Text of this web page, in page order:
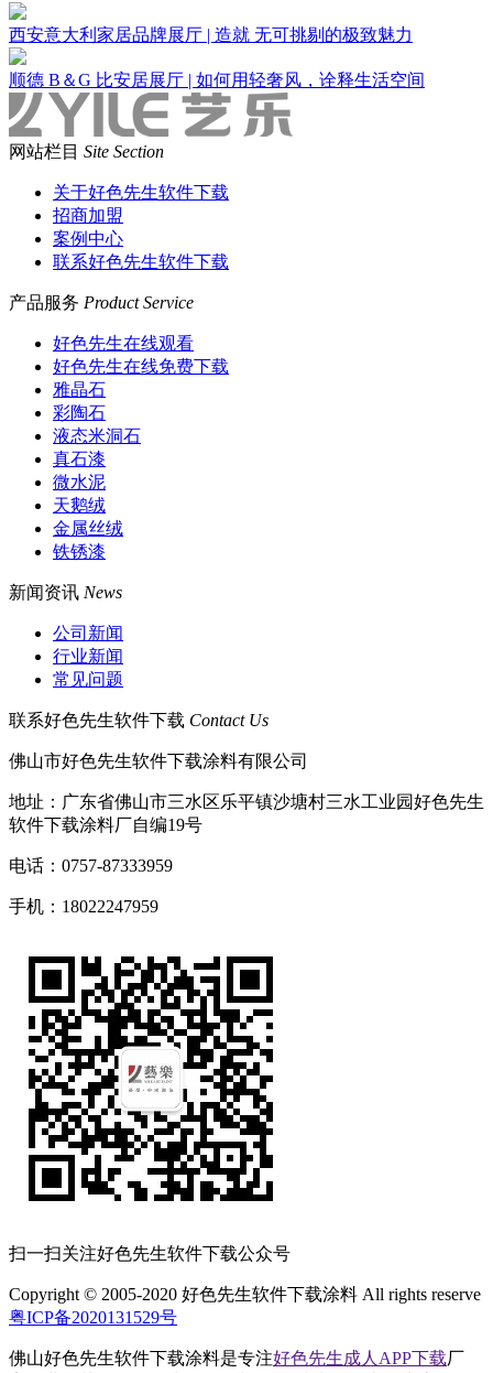
西安意大利家居品牌展厅 | 造就 无可挑剔的极致魅力
顺德 B＆G 比安居展厅 | 如何用轻奢风，诠释生活空间
网站栏目 Site Section
关于好色先生软件下载
招商加盟
案例中心
联系好色先生软件下载
产品服务 Product Service
好色先生在线观看
好色先生在线免费下载
雅晶石
彩陶石
液态米洞石
真石漆
微水泥
天鹅绒
金属丝绒
铁锈漆
新闻资讯 News
公司新闻
行业新闻
常见问题
联系好色先生软件下载 Contact Us
佛山市好色先生软件下载涂料有限公司
地址：广东省佛山市三水区乐平镇沙塘村三水工业园好色先生
软件下载涂料厂自编19号
电话：0757-87333959
手机：18022247959
扫一扫关注好色先生软件下载公众号
Copyright © 2005-2020 好色先生软件下载涂料 All rights reserve
粤ICP备2020131529号
佛山好色先生软件下载涂料是专注好色先生成人APP下载厂